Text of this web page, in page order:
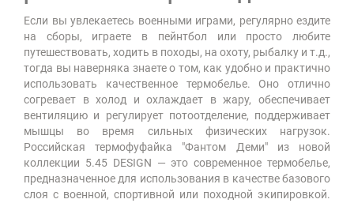
Если вы увлекаетесь военными играми, регулярно ездите
на сборы, играете в пейнтбол или просто любите
путешествовать, ходить в походы, на охоту, рыбалку и т.д.,
тогда вы наверняка знаете о том, как удобно и практично
использовать качественное термобелье. Оно отлично
согревает в холод и охлаждает в жару, обеспечивает
вентиляцию и регулирует потоотделение, поддерживает
мышцы во время сильных физических нагрузок.
Российская термофуфайка "Фантом Деми" из новой
коллекции 5.45 DESIGN — это современное термобелье,
предназначенное для использования в качестве базового
слоя с военной, спортивной или походной экипировкой.